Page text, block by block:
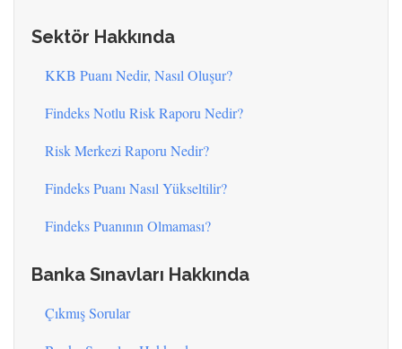
Sektör Hakkında
KKB Puanı Nedir, Nasıl Oluşur?
Findeks Notlu Risk Raporu Nedir?
Risk Merkezi Raporu Nedir?
Findeks Puanı Nasıl Yükseltilir?
Findeks Puanının Olmaması?
Banka Sınavları Hakkında
Çıkmış Sorular